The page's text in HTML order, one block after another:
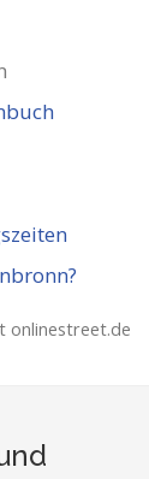
onlinestreet.de